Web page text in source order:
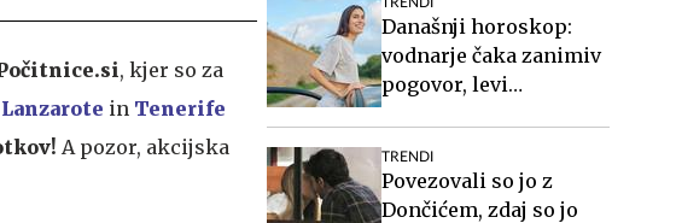
, kjer so za
Lanzarote in Tenerife
A pozor, akcijska
Današnji horoskop:
vodnarje čaka zanimiv
pogovor, levi
TRENDI
Povezovali so jo z
Dončićem, zdaj so jo